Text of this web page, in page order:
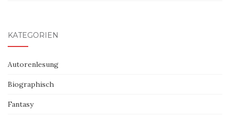
KATEGORIEN
Autorenlesung
Biographisch
Fantasy